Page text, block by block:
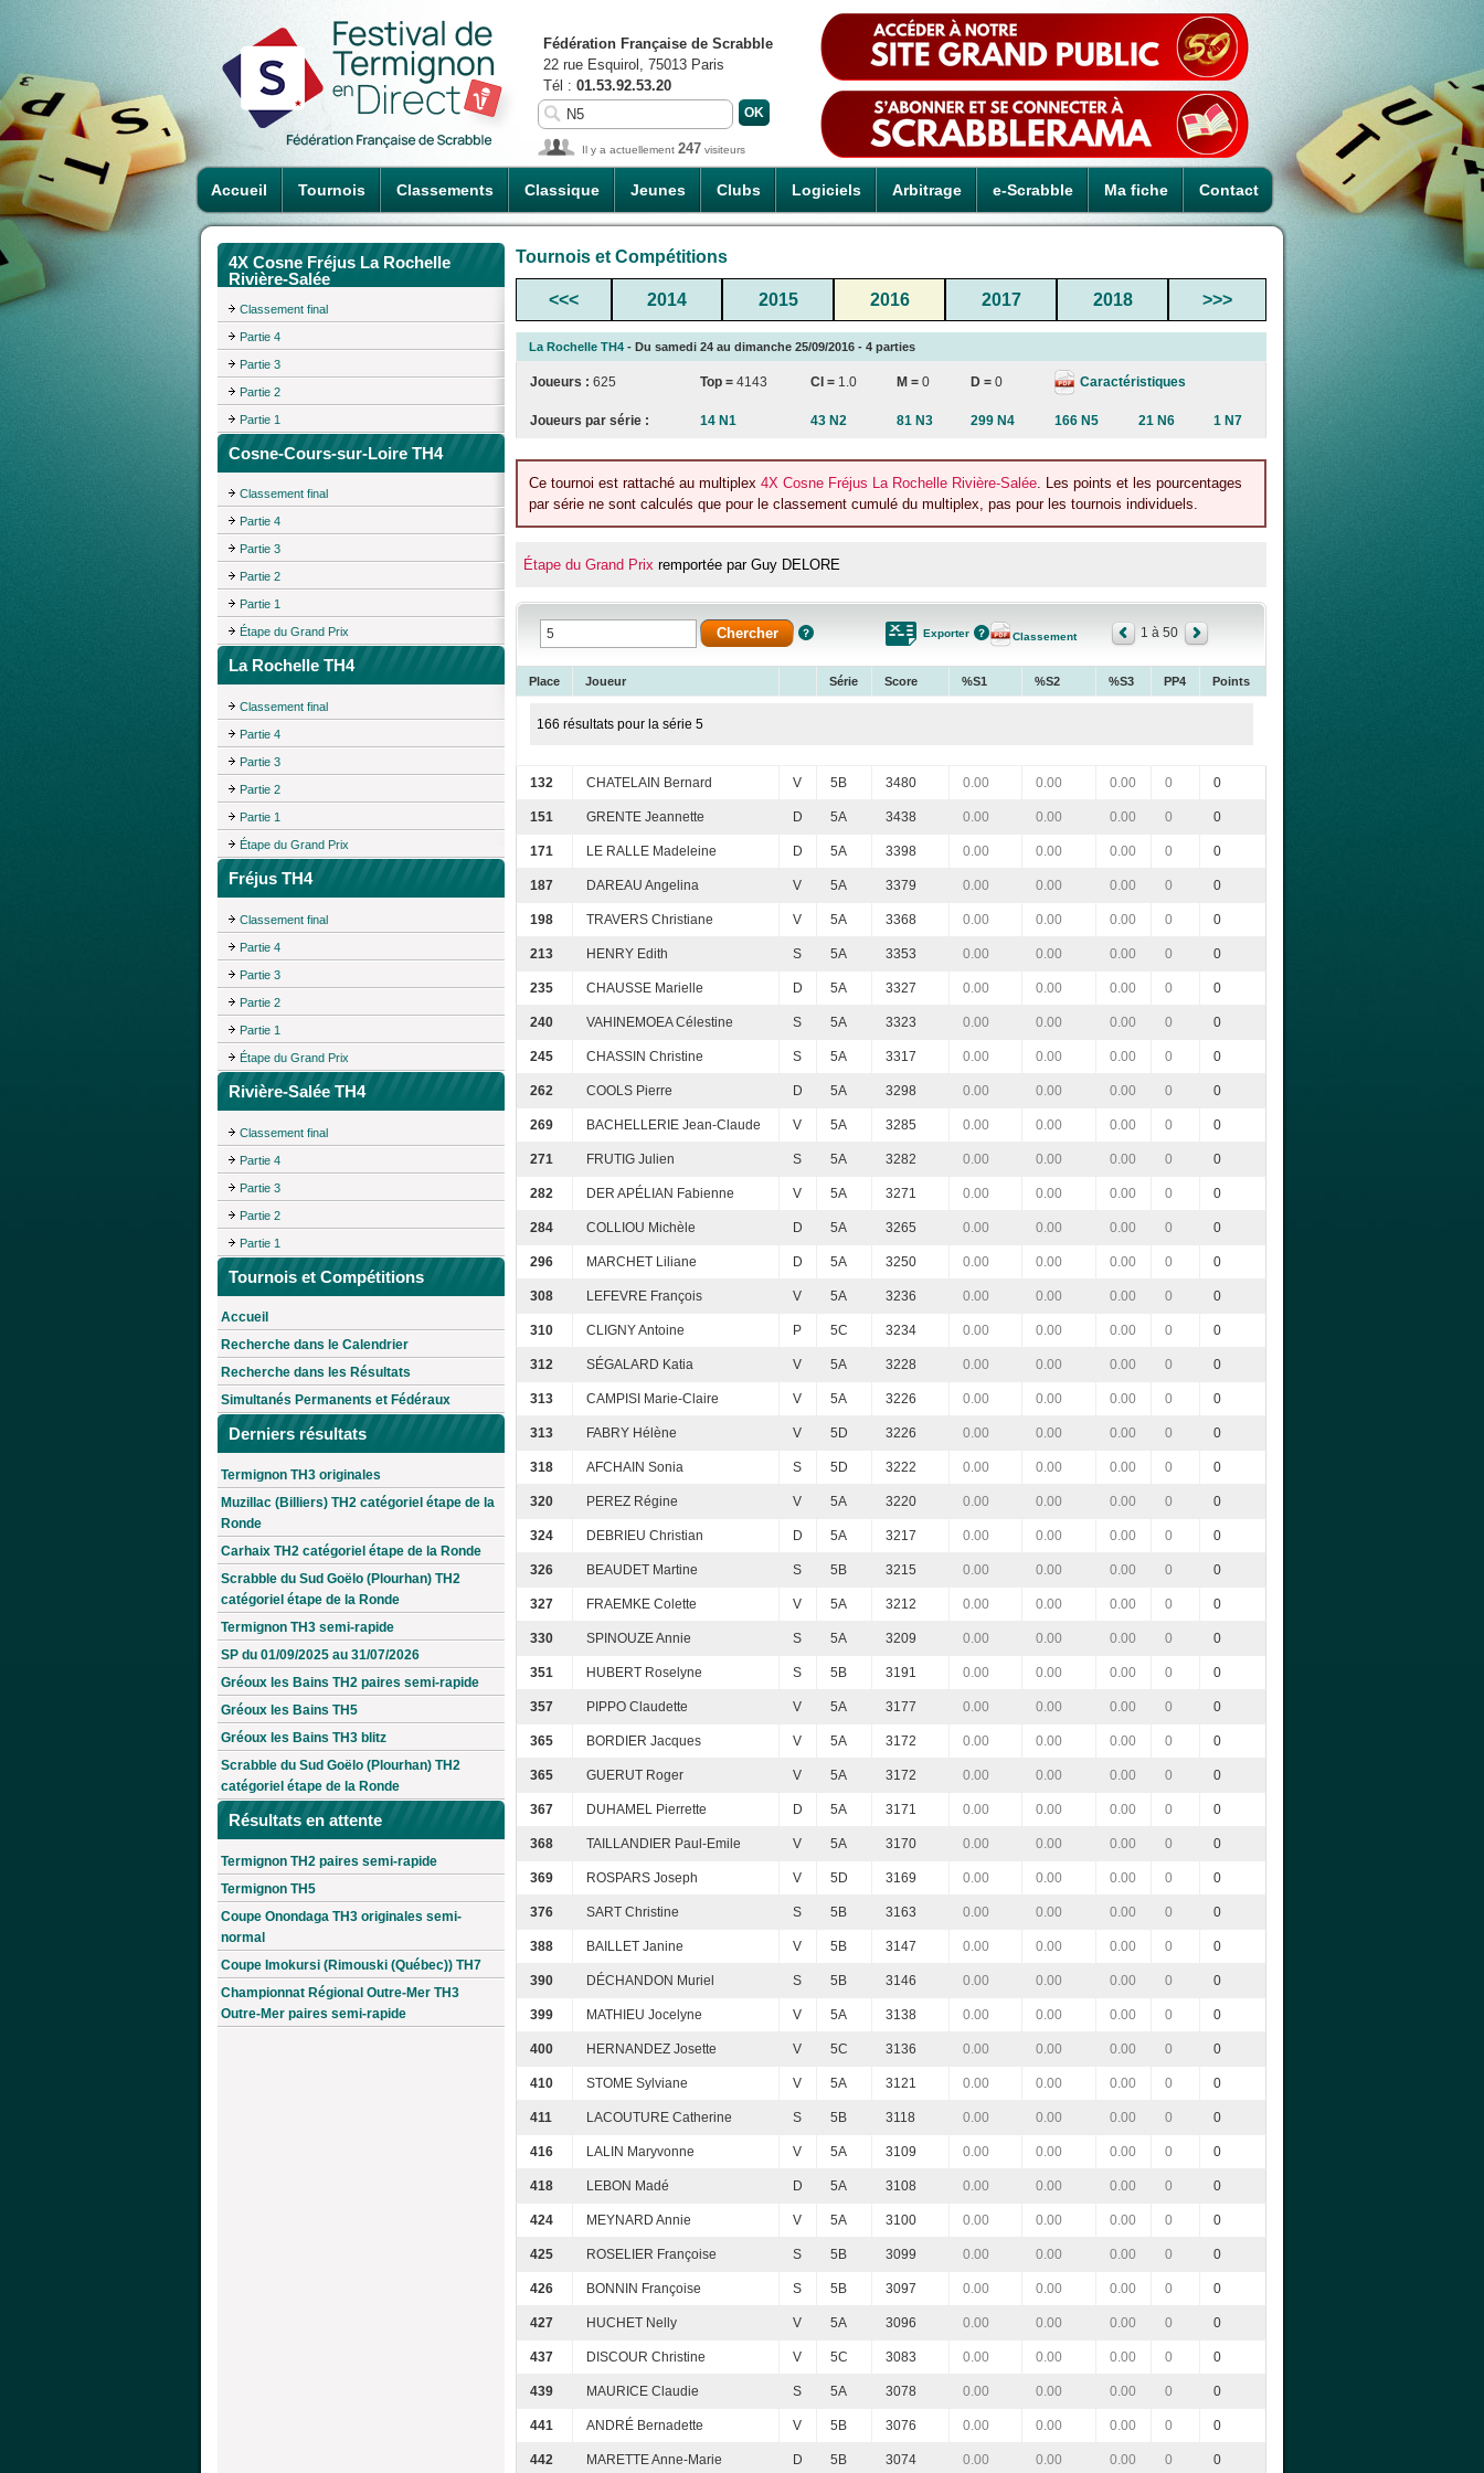
Accueil Tournois Classements Classique Jeunes Clubs Logiciels Arbitrage e-Scrabble Ma fiche Contact
Fédération Française de Scrabble
22 rue Esquirol, 75013 Paris
Tél : 01.53.92.53.20
Il y a actuellement 247 visiteurs
4X Cosne Fréjus La Rochelle
Rivière-Salée
Classement final
Partie 4
Partie 3
Partie 2
Partie 1
Cosne-Cours-sur-Loire TH4
Classement final
Partie 4
Partie 3
Partie 2
Partie 1
Étape du Grand Prix
La Rochelle TH4
Classement final
Partie 4
Partie 3
Partie 2
Partie 1
Étape du Grand Prix
Fréjus TH4
Classement final
Partie 4
Partie 3
Partie 2
Partie 1
Étape du Grand Prix
Rivière-Salée TH4
Classement final
Partie 4
Partie 3
Partie 2
Partie 1
Tournois et Compétitions
Accueil
Recherche dans le Calendrier
Recherche dans les Résultats
Simultanés Permanents et Fédéraux
Derniers résultats
Termignon TH3 originales
Muzillac (Billiers) TH2 catégoriel étape de la
Ronde
Carhaix TH2 catégoriel étape de la Ronde
Scrabble du Sud Goëlo (Plourhan) TH2
catégoriel étape de la Ronde
Termignon TH3 semi-rapide
SP du 01/09/2025 au 31/07/2026
Gréoux les Bains TH2 paires semi-rapide
Gréoux les Bains TH5
Gréoux les Bains TH3 blitz
Scrabble du Sud Goëlo (Plourhan) TH2
catégoriel étape de la Ronde
Résultats en attente
Termignon TH2 paires semi-rapide
Termignon TH5
Coupe Onondaga TH3 originales semi-
normal
Coupe Imokursi (Rimouski (Québec)) TH7
Championnat Régional Outre-Mer TH3
Outre-Mer paires semi-rapide
Tournois et Compétitions
<<< 2014 2015 2016 2017 2018 >>>
La Rochelle TH4 - Du samedi 24 au dimanche 25/09/2016 - 4 parties
Joueurs : 625 Top = 4143 CI = 1.0 M = 0 D = 0 Caractéristiques
Joueurs par série : 14 N1 43 N2 81 N3 299 N4 166 N5 21 N6 1 N7
Ce tournoi est rattaché au multiplex 4X Cosne Fréjus La Rochelle Rivière-Salée. Les points et les pourcentages
par série ne sont calculés que pour le classement cumulé du multiplex, pas pour les tournois individuels.
Étape du Grand Prix remportée par Guy DELORE
Exporter Classement 1 à 50
Place Joueur Série Score %S1 %S2 %S3 PP4 Points
166 résultats pour la série 5
132 CHATELAIN Bernard V 5B 3480 0.00 0.00 0.00 0 0
151 GRENTE Jeannette D 5A 3438 0.00 0.00 0.00 0 0
171 LE RALLE Madeleine D 5A 3398 0.00 0.00 0.00 0 0
187 DAREAU Angelina V 5A 3379 0.00 0.00 0.00 0 0
198 TRAVERS Christiane V 5A 3368 0.00 0.00 0.00 0 0
213 HENRY Edith S 5A 3353 0.00 0.00 0.00 0 0
235 CHAUSSE Marielle D 5A 3327 0.00 0.00 0.00 0 0
240 VAHINEMOEA Célestine S 5A 3323 0.00 0.00 0.00 0 0
245 CHASSIN Christine S 5A 3317 0.00 0.00 0.00 0 0
262 COOLS Pierre D 5A 3298 0.00 0.00 0.00 0 0
269 BACHELLERIE Jean-Claude V 5A 3285 0.00 0.00 0.00 0 0
271 FRUTIG Julien S 5A 3282 0.00 0.00 0.00 0 0
282 DER APÉLIAN Fabienne V 5A 3271 0.00 0.00 0.00 0 0
284 COLLIOU Michèle D 5A 3265 0.00 0.00 0.00 0 0
296 MARCHET Liliane D 5A 3250 0.00 0.00 0.00 0 0
308 LEFEVRE François V 5A 3236 0.00 0.00 0.00 0 0
310 CLIGNY Antoine P 5C 3234 0.00 0.00 0.00 0 0
312 SÉGALARD Katia V 5A 3228 0.00 0.00 0.00 0 0
313 CAMPISI Marie-Claire V 5A 3226 0.00 0.00 0.00 0 0
313 FABRY Hélène V 5D 3226 0.00 0.00 0.00 0 0
318 AFCHAIN Sonia S 5D 3222 0.00 0.00 0.00 0 0
320 PEREZ Régine V 5A 3220 0.00 0.00 0.00 0 0
324 DEBRIEU Christian D 5A 3217 0.00 0.00 0.00 0 0
326 BEAUDET Martine S 5B 3215 0.00 0.00 0.00 0 0
327 FRAEMKE Colette V 5A 3212 0.00 0.00 0.00 0 0
330 SPINOUZE Annie S 5A 3209 0.00 0.00 0.00 0 0
351 HUBERT Roselyne S 5B 3191 0.00 0.00 0.00 0 0
357 PIPPO Claudette V 5A 3177 0.00 0.00 0.00 0 0
365 BORDIER Jacques V 5A 3172 0.00 0.00 0.00 0 0
365 GUERUT Roger V 5A 3172 0.00 0.00 0.00 0 0
367 DUHAMEL Pierrette D 5A 3171 0.00 0.00 0.00 0 0
368 TAILLANDIER Paul-Emile V 5A 3170 0.00 0.00 0.00 0 0
369 ROSPARS Joseph V 5D 3169 0.00 0.00 0.00 0 0
376 SART Christine S 5B 3163 0.00 0.00 0.00 0 0
388 BAILLET Janine V 5B 3147 0.00 0.00 0.00 0 0
390 DÉCHANDON Muriel S 5B 3146 0.00 0.00 0.00 0 0
399 MATHIEU Jocelyne V 5A 3138 0.00 0.00 0.00 0 0
400 HERNANDEZ Josette V 5C 3136 0.00 0.00 0.00 0 0
410 STOME Sylviane V 5A 3121 0.00 0.00 0.00 0 0
411 LACOUTURE Catherine S 5B 3118 0.00 0.00 0.00 0 0
416 LALIN Maryvonne V 5A 3109 0.00 0.00 0.00 0 0
418 LEBON Madé D 5A 3108 0.00 0.00 0.00 0 0
424 MEYNARD Annie V 5A 3100 0.00 0.00 0.00 0 0
425 ROSELIER Françoise S 5B 3099 0.00 0.00 0.00 0 0
426 BONNIN Françoise S 5B 3097 0.00 0.00 0.00 0 0
427 HUCHET Nelly V 5A 3096 0.00 0.00 0.00 0 0
437 DISCOUR Christine V 5C 3083 0.00 0.00 0.00 0 0
439 MAURICE Claudie S 5A 3078 0.00 0.00 0.00 0 0
441 ANDRÉ Bernadette V 5B 3076 0.00 0.00 0.00 0 0
442 MARETTE Anne-Marie D 5B 3074 0.00 0.00 0.00 0 0